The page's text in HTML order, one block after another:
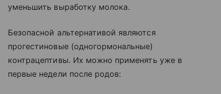
уменьшить выработку молока.
Безопасной альтернативой являются
прогестиновые (одногормональные)
контрацептивы. Их можно применять уже в
первые недели после родов: